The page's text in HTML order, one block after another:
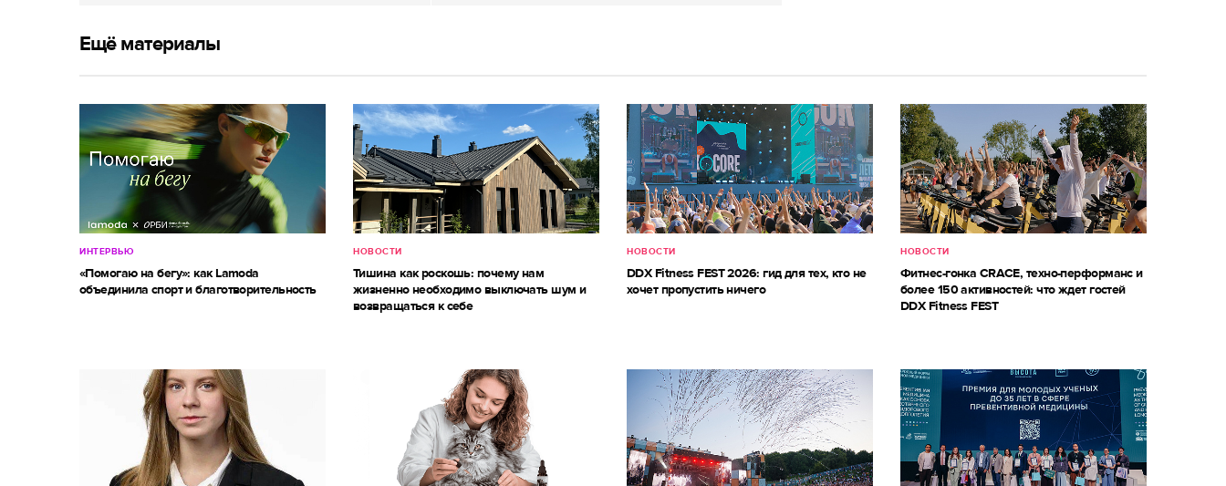
Ещё материалы
ИНТЕРВЬЮ
«Помогаю на бегу»: как Lamoda
объединила спорт и благотворительность
НОВОСТИ
Тишина как роскошь: почему нам
жизненно необходимо выключать шум и
возвращаться к себе
НОВОСТИ
DDX Fitness FEST 2026: гид для тех, кто не
хочет пропустить ничего
НОВОСТИ
Фитнес-гонка CRACE, техно-перформанс и
более 150 активностей: что ждет гостей
DDX Fitness FEST